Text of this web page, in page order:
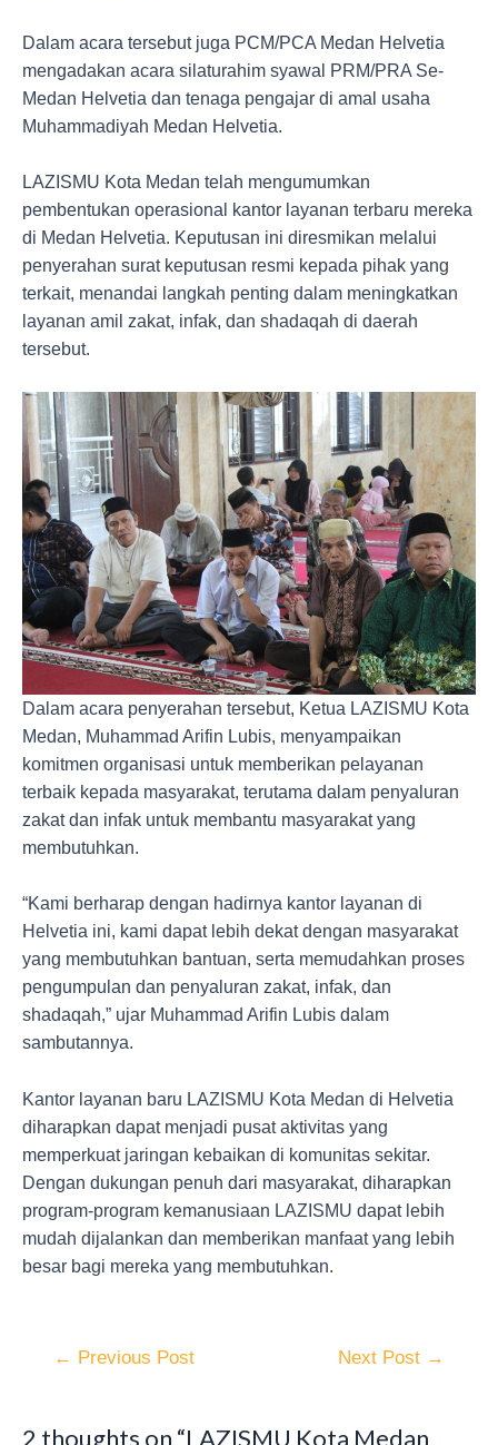
Dalam acara tersebut juga PCM/PCA Medan Helvetia
mengadakan acara silaturahim syawal PRM/PRA Se-
Medan Helvetia dan tenaga pengajar di amal usaha
Muhammadiyah Medan Helvetia.
LAZISMU Kota Medan telah mengumumkan
pembentukan operasional kantor layanan terbaru mereka
di Medan Helvetia. Keputusan ini diresmikan melalui
penyerahan surat keputusan resmi kepada pihak yang
terkait, menandai langkah penting dalam meningkatkan
layanan amil zakat, infak, dan shadaqah di daerah
tersebut.
Dalam acara penyerahan tersebut, Ketua LAZISMU Kota
Medan, Muhammad Arifin Lubis, menyampaikan
komitmen organisasi untuk memberikan pelayanan
terbaik kepada masyarakat, terutama dalam penyaluran
zakat dan infak untuk membantu masyarakat yang
membutuhkan.
“Kami berharap dengan hadirnya kantor layanan di
Helvetia ini, kami dapat lebih dekat dengan masyarakat
yang membutuhkan bantuan, serta memudahkan proses
pengumpulan dan penyaluran zakat, infak, dan
shadaqah,” ujar Muhammad Arifin Lubis dalam
sambutannya.
Kantor layanan baru LAZISMU Kota Medan di Helvetia
diharapkan dapat menjadi pusat aktivitas yang
memperkuat jaringan kebaikan di komunitas sekitar.
Dengan dukungan penuh dari masyarakat, diharapkan
program-program kemanusiaan LAZISMU dapat lebih
mudah dijalankan dan memberikan manfaat yang lebih
besar bagi mereka yang membutuhkan.
← Previous Post Next Post →
2 thoughts on “LAZISMU Kota Medan